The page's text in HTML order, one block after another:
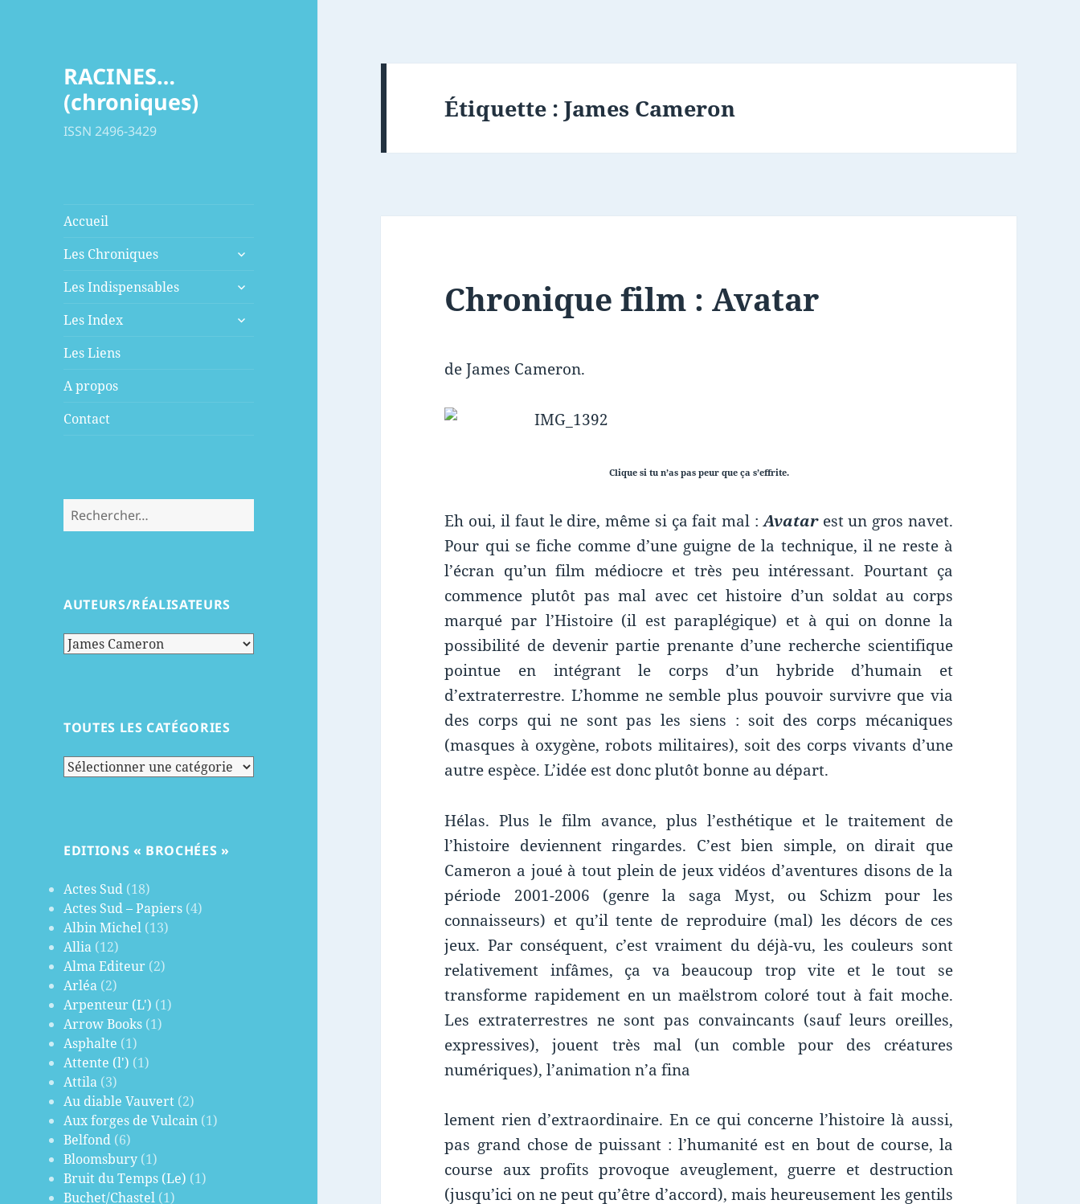
RACINES…
(chroniques)
ISSN 2496-3429
Accueil
Les Chroniques
ouvrir
sous-
Les Indispensables
ouvrir
sous-
Les Index
ouvrir
Les Liens
A propos
Contact
Rechercher :
AUTEURS/RÉALISATEURS
TOUTES LES CATÉGORIES
Toutes
EDITIONS « BROCHÉES »
Actes Sud (18)
Actes Sud – Papiers (4)
Albin Michel (13)
Allia (12)
Alma Editeur (2)
Arléa (2)
Arpenteur (L') (1)
Arrow Books (1)
Asphalte (1)
Attente (l') (1)
Attila (3)
Au diable Vauvert (2)
Aux forges de Vulcain (1)
Belfond (6)
Bloomsbury (1)
Bruit du Temps (Le) (1)
Buchet/Chastel (1)
Étiquette :James Cameron
Chronique film : Avatar
de James Cameron.
Clique si tu n’as pas peur que ça s’effrite.
Eh oui, il faut le dire, même si ça fait mal :Avatarest un gros navet.
Pour qui se fiche comme d’une guigne de la technique, il ne reste à
l’écran qu’un film médiocre et très peu intéressant. Pourtant ça
commence plutôt pas mal avec cet histoire d’un soldat au corps
marqué par l’Histoire (il est paraplégique) et à qui on donne la
possibilité de devenir partie prenante d’une recherche scientifique
pointue en intégrant le corps d’un hybride d’humain et
d’extraterrestre. L’homme ne semble plus pouvoir survivre que via
des corps qui ne sont pas les siens : soit des corps mécaniques
(masques à oxygène, robots militaires), soit des corps vivants d’une
autre espèce. L’idée est donc plutôt bonne au départ.
Hélas. Plus le film avance, plus l’esthétique et le traitement de
l’histoire deviennent ringardes. C’est bien simple, on dirait que
Cameron a joué à tout plein de jeux vidéos d’aventures disons de la
période 2001-2006 (genre la saga Myst, ou Schizm pour les
connaisseurs) et qu’il tente de reproduire (mal) les décors de ces
jeux. Par conséquent, c’est vraiment du déjà-vu, les couleurs sont
relativement infâmes, ça va beaucoup trop vite et le tout se
transforme rapidement en un maëlstrom coloré tout à fait moche.
Les extraterrestres ne sont pas convaincants (sauf leurs oreilles,
expressives), jouent très mal (un comble pour des créatures
numériques), l’animation n’a fina
lement rien d’extraordinaire. En ce qui concerne l’histoire là aussi,
pas grand chose de puissant : l’humanité est en bout de course, la
course aux profits provoque aveuglement, guerre et destruction
(jusqu’ici on ne peut qu’être d’accord), mais heureusement les gentils